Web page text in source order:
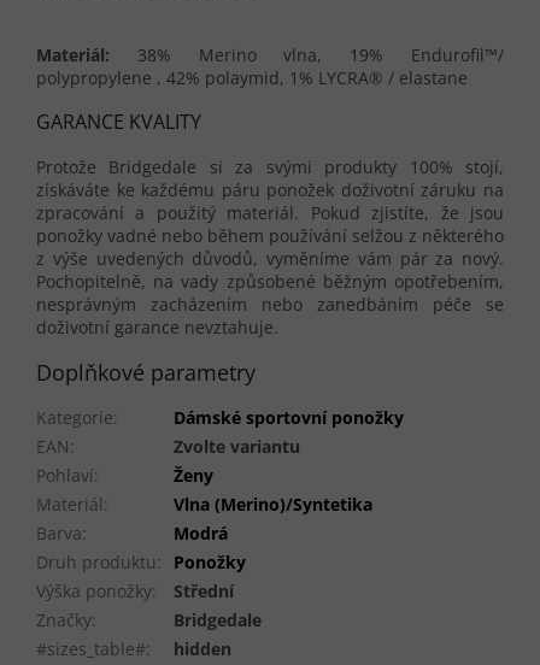
Materiál: 38% Merino vlna, 19% Endurofil™/
polypropylene , 42% polaymid, 1% LYCRA® / elastane
GARANCE KVALITY
Protože Bridgedale si za svými produkty 100% stojí,
získáváte ke každému páru ponožek doživotní záruku na
zpracování a použitý materiál. Pokud zjistíte, že jsou
ponožky vadné nebo během používání selžou z některého
z výše uvedených důvodů, vyměníme vám pár za nový.
Pochopitelně, na vady způsobené běžným opotřebením,
nesprávným zacházením nebo zanedbáním péče se
doživotní garance nevztahuje.
Doplňkové parametry
Kategorie:
Dámské sportovní ponožky
EAN:
Zvolte variantu
Pohlaví:
Ženy
Materiál:
Vlna (Merino)/Syntetika
Barva:
Modrá
Druh produktu:
Ponožky
Výška ponožky:
Střední
Značky:
Bridgedale
#sizes_table#:
hidden